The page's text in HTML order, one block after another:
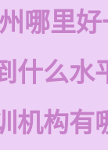
哪里
什么水
机构有